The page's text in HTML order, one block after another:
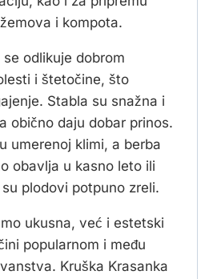
i kompota.
odlikuje dobrom
i štetočine, što
Stabla su snažna i
obično daju dobar prinos.
umerenoj klimi, a berba
obavlja u kasno leto ili
plodovi potpuno zreli.
ukusna, već i estetski
popularnom i među
Kruška Krasanka